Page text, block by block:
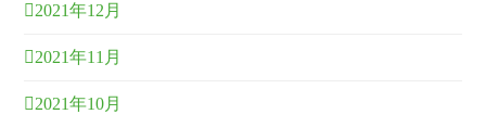
2021年12月
2021年11月
2021年10月